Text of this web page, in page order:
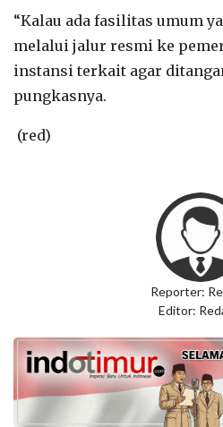
‎“Kalau ada fasilitas umum
melalui jalur resmi ke
instansi terkait agar
pungkasnya.
(red)
Reporter:
Editor: